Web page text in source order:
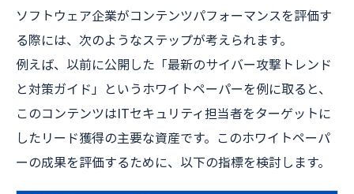
ソフトウェア企業がコンテンツパフォーマンスを評価す
る際には、次のようなステップが考えられます。
例えば、以前に公開した「最新のサイバー攻撃トレンド
と対策ガイド」というホワイトペーパーを例に取ると、
このコンテンツはITセキュリティ担当者をターゲットに
したリード獲得の主要な資産です。このホワイトペーパ
ーの成果を評価するために、以下の指標を検討します。